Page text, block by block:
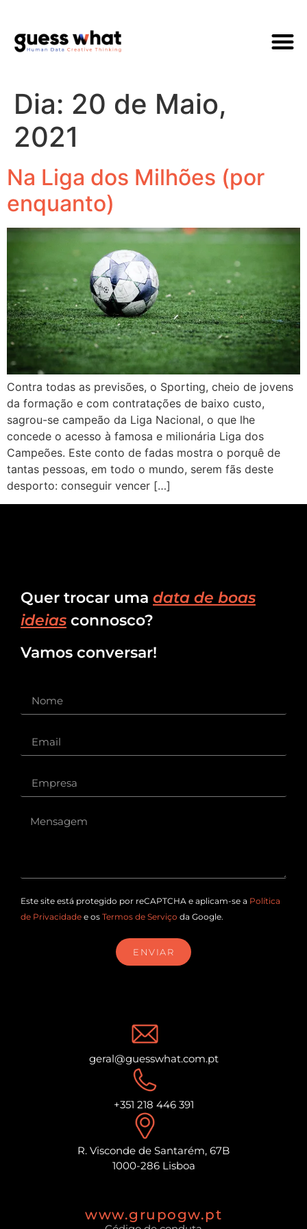
Dia: 20 de Maio,
2021
Na Liga dos Milhões (por
enquanto)
Contra todas as previsões, o Sporting, cheio de jovens
da formação e com contratações de baixo custo,
sagrou-se campeão da Liga Nacional, o que lhe
concede o acesso à famosa e milionária Liga dos
Campeões. Este conto de fadas mostra o porquê de
tantas pessoas, em todo o mundo, serem fãs deste
desporto: conseguir vencer […]
Quer trocar uma data de boas
ideias connosco?
Vamos conversar!
Este site está protegido por reCAPTCHA e aplicam-se a Política
de Privacidade e os Termos de Serviço da Google.
ENVIAR
geral@guesswhat.com.pt
+351 218 446 391
R. Visconde de Santarém, 67B
1000-286 Lisboa
www.grupogw.pt